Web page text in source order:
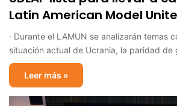
Latin American Model
· Durante el LAMUN se analizarán temas
situación actual de Ucrania, la paridad
Leer más »